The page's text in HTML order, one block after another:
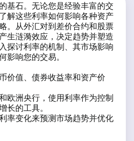
基石。无论您是经验丰富的交
解这些利率如何影响各种资产
。从外汇对到差价合约和股票
生涟漪效应，决定趋势并塑造
探讨利率的机制、其市场影响
影响您的交易。
价值、债券收益率和资产价
欧洲央行，使用利率作为控制
长的工具。
率变化来预测市场趋势并优化